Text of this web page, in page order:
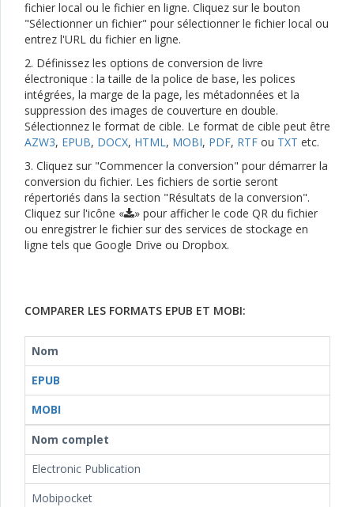
fichier local ou le fichier en ligne. Cliquez sur le bouton
"Sélectionner un fichier" pour sélectionner le fichier local ou
entrez l'URL du fichier en ligne.
2. Définissez les options de conversion de livre
électronique : la taille de la police de base, les polices
intégrées, la marge de la page, les métadonnées et la
suppression des images de couverture en double.
Sélectionnez le format de cible. Le format de cible peut être
AZW3, EPUB, DOCX, HTML, MOBI, PDF, RTF ou TXT etc.
3. Cliquez sur "Commencer la conversion" pour démarrer la
conversion du fichier. Les fichiers de sortie seront
répertoriés dans la section "Résultats de la conversion".
Cliquez sur l'icône «
» pour afficher le code QR du fichier
ou enregistrer le fichier sur des services de stockage en
ligne tels que Google Drive ou Dropbox.
COMPARER LES FORMATS EPUB ET MOBI:
Nom
EPUB
MOBI
Nom complet
Electronic Publication
Mobipocket